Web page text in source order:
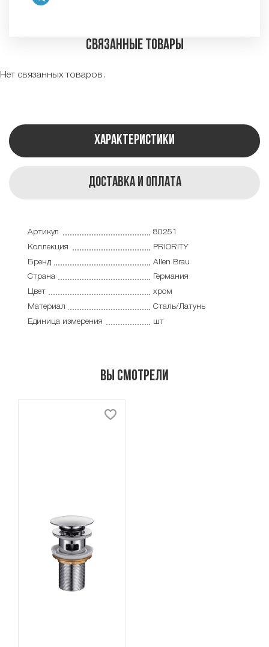
Связанные товары
Нет связанных товаров.
Характеристики
Доставка и оплата
Артикул
80251
Коллекция
PRIORITY
Бренд
Allen Brau
Страна
Германия
Цвет
хром
Материал
Сталь/Латунь
Единица измерения
шт
Вы смотрели